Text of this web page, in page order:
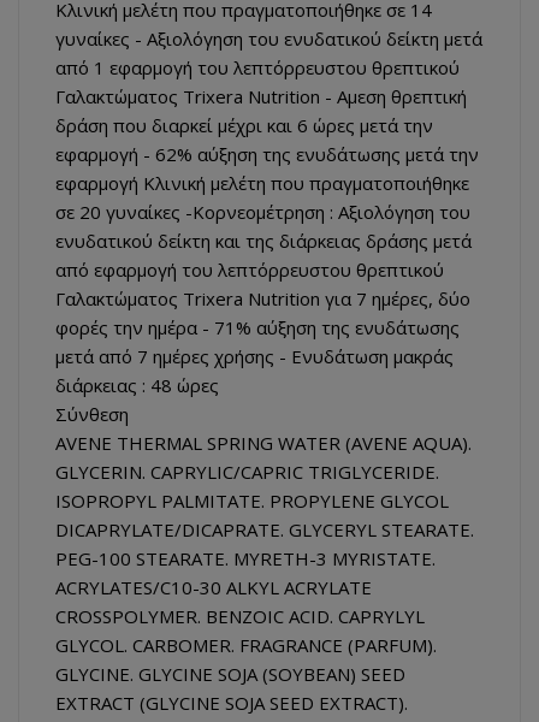
Κλινική μελέτη που πραγματοποιήθηκε σε 14
γυναίκες - Αξιολόγηση του ενυδατικού δείκτη μετά
από 1 εφαρμογή του λεπτόρρευστου θρεπτικού
Γαλακτώματος Trixera Nutrition - Αμεση θρεπτική
δράση που διαρκεί μέχρι και 6 ώρες μετά την
εφαρμογή - 62% αύξηση της ενυδάτωσης μετά την
εφαρμογή Κλινική μελέτη που πραγματοποιήθηκε
σε 20 γυναίκες -Κορνεομέτρηση : Αξιολόγηση του
ενυδατικού δείκτη και της διάρκειας δράσης μετά
από εφαρμογή του λεπτόρρευστου θρεπτικού
Γαλακτώματος Trixera Nutrition για 7 ημέρες, δύο
φορές την ημέρα - 71% αύξηση της ενυδάτωσης
μετά από 7 ημέρες χρήσης - Ενυδάτωση μακράς
διάρκειας : 48 ώρες
Σύνθεση
AVENE THERMAL SPRING WATER (AVENE AQUA).
GLYCERIN. CAPRYLIC/CAPRIC TRIGLYCERIDE.
ISOPROPYL PALMITATE. PROPYLENE GLYCOL
DICAPRYLATE/DICAPRATE. GLYCERYL STEARATE.
PEG-100 STEARATE. MYRETH-3 MYRISTATE.
ACRYLATES/C10-30 ALKYL ACRYLATE
CROSSPOLYMER. BENZOIC ACID. CAPRYLYL
GLYCOL. CARBOMER. FRAGRANCE (PARFUM).
GLYCINE. GLYCINE SOJA (SOYBEAN) SEED
EXTRACT (GLYCINE SOJA SEED EXTRACT).